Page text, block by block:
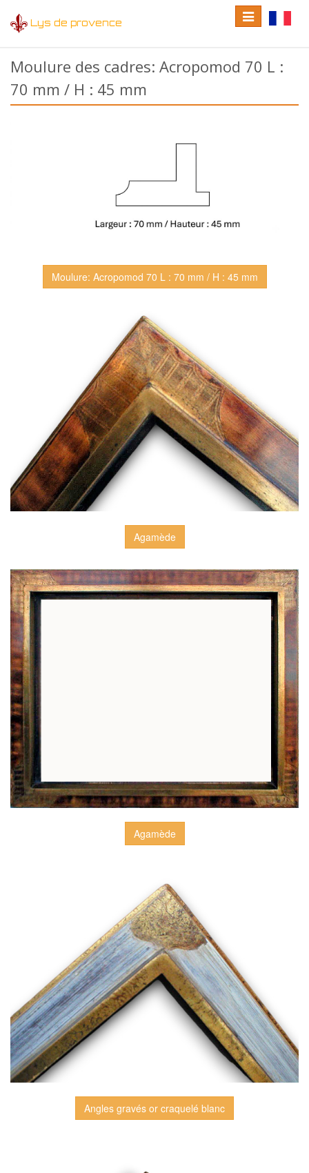
Lys de provence
language
Toggle
navigation
Moulure des cadres: Acropomod 70 L :
70 mm / H : 45 mm
Moulure: Acropomod 70 L : 70 mm / H : 45 mm
Agamède
Agamède
Angles gravés or craquelé blanc